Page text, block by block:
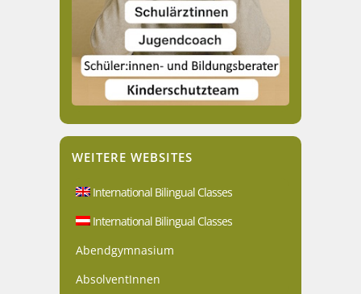
WEITERE WEBSITES
International Bilingual Classes
International Bilingual Classes
Abendgymnasium
AbsolventInnen